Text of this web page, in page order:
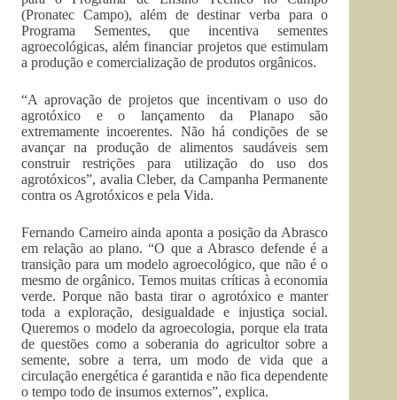
(Pronatec Campo), além de destinar verba para o
Programa Sementes, que incentiva sementes
agroecológicas, além financiar projetos que estimulam
a produção e comercialização de produtos orgânicos.
“A aprovação de projetos que incentivam o uso do
agrotóxico e o lançamento da Planapo são
extremamente incoerentes. Não há condições de se
avançar na produção de alimentos saudáveis sem
construir restrições para utilização do uso dos
agrotóxicos”, avalia Cleber, da Campanha Permanente
contra os Agrotóxicos e pela Vida.
Fernando Carneiro ainda aponta a posição da Abrasco
em relação ao plano. “O que a Abrasco defende é a
transição para um modelo agroecológico, que não é o
mesmo de orgânico. Temos muitas críticas à economia
verde. Porque não basta tirar o agrotóxico e manter
toda a exploração, desigualdade e injustiça social.
Queremos o modelo da agroecologia, porque ela trata
de questões como a soberania do agricultor sobre a
semente, sobre a terra, um modo de vida que a
circulação energética é garantida e não fica dependente
o tempo todo de insumos externos”, explica.